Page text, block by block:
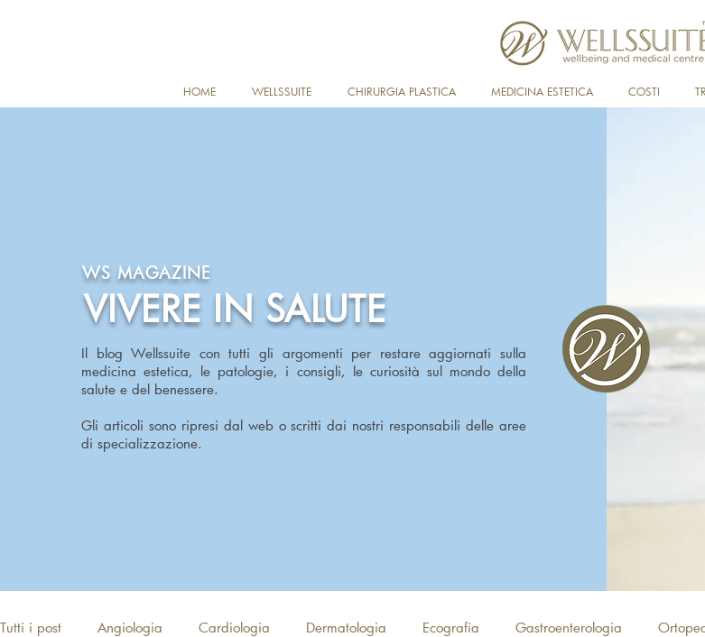
HOME WELLSSUITE CHIRURGIA PLASTICA MEDICINA ESTETICA COSTI
WS MAGAZINE
VIVERE IN SALUTE
Il blog Wellssuite con tutti gli argomenti per restare aggiornati sulla
medicina estetica, le patologie, i consigli, le curiosità sul mondo della
salute e del benessere.
Gli articoli sono ripresi dal web o scritti dai nostri responsabili delle aree
di specializzazione.
Tutti i post Angiologia Cardiologia Dermatologia Ecografia Gastroenterologia